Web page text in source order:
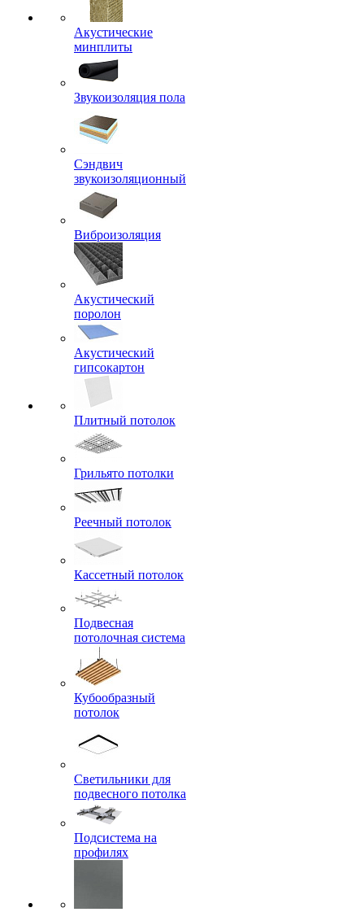
Акустические
минплиты
Звукоизоляция пола
Сэндвич
звукоизоляционный
Виброизоляция
Акустический
поролон
Акустический
гипсокартон
Плитный потолок
Грильято потолки
Реечный потолок
Кассетный потолок
Подвесная
потолочная система
Кубообразный
потолок
Светильники для
подвесного потолка
Подсистема на
профилях